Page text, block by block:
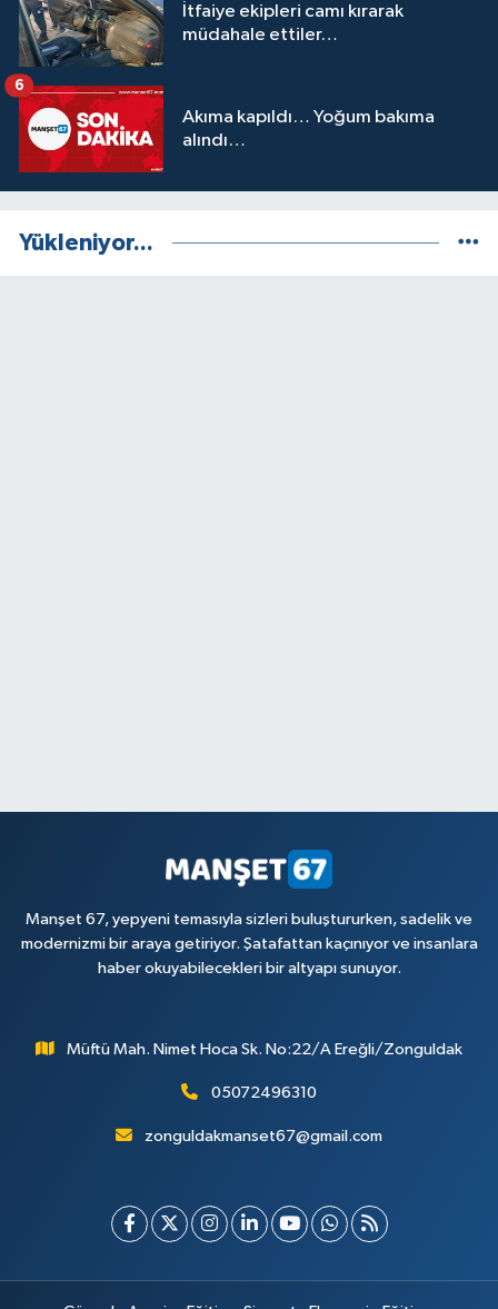
İtfaiye ekipleri camı kırarak
müdahale ettiler…
Akıma kapıldı… Yoğum bakıma
alındı…
6
Yükleniyor...
Manşet 67, yepyeni temasıyla sizleri buluştururken, sadelik ve
modernizmi bir araya getiriyor. Şatafattan kaçınıyor ve insanlara
haber okuyabilecekleri bir altyapı sunuyor.
Müftü Mah. Nimet Hoca Sk. No:22/A Ereğli/Zonguldak
05072496310
zonguldakmanset67@gmail.com